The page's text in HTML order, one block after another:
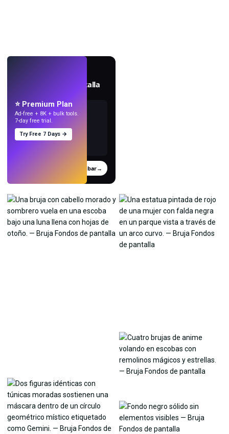
Crea fondos de pantalla
Probar→
⭐ Premium Plan
Ad-free + 8K + bulk tools.
7-day free trial.
Try Free 7 Days →